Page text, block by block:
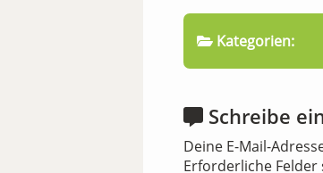
Kategorien:
Schreibe
Deine E-Mail-
Erforderliche